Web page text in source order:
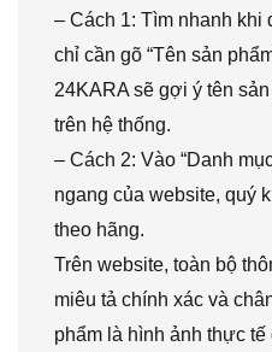
– Cách 1: Tìm nhanh khi
chỉ cần gõ “Tên sản
24KARA sẽ gợi ý tên
trên hệ thống.
– Cách 2: Vào “Danh
ngang của website, quý
theo hãng.
Trên website, toàn bộ
miêu tả chính xác và
phẩm là hình ảnh thực